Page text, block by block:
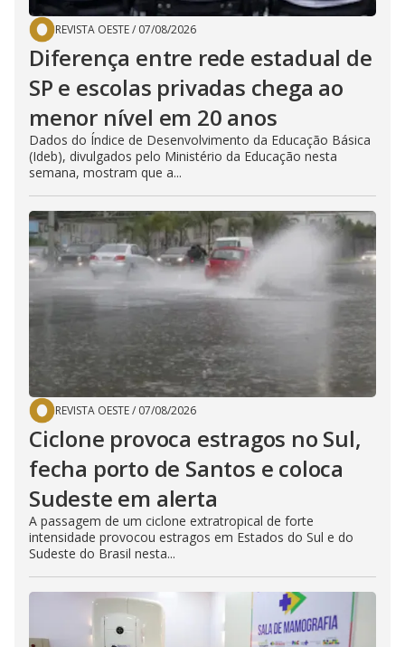
REVISTA OESTE/ 07/08/2026
Diferença entre rede estadual de
SP e escolas privadas chega ao
menor nível em 20 anos
Dados do Índice de Desenvolvimento da Educação Básica
(Ideb), divulgados pelo Ministério da Educação nesta
semana, mostram que a...
REVISTA OESTE/ 07/08/2026
Ciclone provoca estragos no Sul,
fecha porto de Santos e coloca
Sudeste em alerta
A passagem de um ciclone extratropical de forte
intensidade provocou estragos em Estados do Sul e do
Sudeste do Brasil nesta...